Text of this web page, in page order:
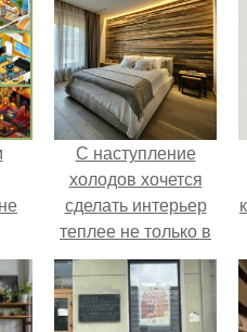
С наступление
холодов хочется
сделать интерьер
теплее не только в
визуальном плане.